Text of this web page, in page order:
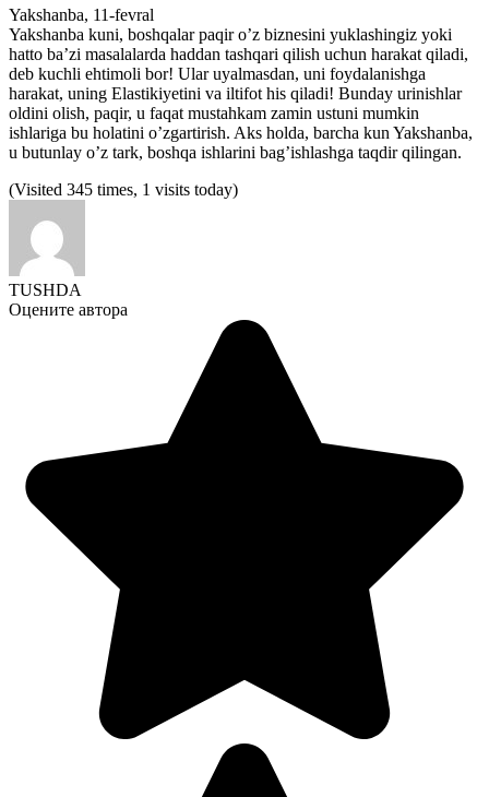
Yakshanba, 11-fevral
Yakshanba kuni, boshqalar paqir o’z biznesini yuklashingiz yoki
hatto ba’zi masalalarda haddan tashqari qilish uchun harakat qiladi,
deb kuchli ehtimoli bor! Ular uyalmasdan, uni foydalanishga
harakat, uning Elastikiyetini va iltifot his qiladi! Bunday urinishlar
oldini olish, paqir, u faqat mustahkam zamin ustuni mumkin
ishlariga bu holatini o’zgartirish. Aks holda, barcha kun Yakshanba,
u butunlay o’z tark, boshqa ishlarini bag’ishlashga taqdir qilingan.
(Visited 345 times, 1 visits today)
TUSHDA
Оцените автора